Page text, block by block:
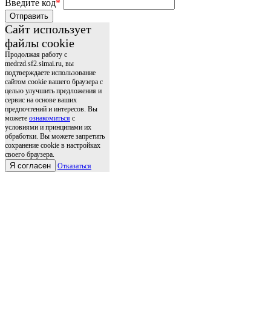
Введите код*
Отправить
Сайт использует
файлы cookie
Продолжая работу с
medrzd.sf2.simai.ru, вы
подтверждаете использование
сайтом cookie вашего браузера с
целью улучшить предложения и
сервис на основе ваших
предпочтений и интересов. Вы
можете ознакомиться с
условиями и принципами их
обработки. Вы можете запретить
сохранение cookie в настройках
своего браузера.
Я согласен Отказаться